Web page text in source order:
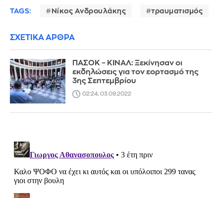
TAGS: Νίκος Ανδρουλάκης τραυματισμός
ΣΧΕΤΙΚΑ ΑΡΘΡΑ
ΠΑΣΟΚ – ΚΙΝΑΛ: Ξεκίνησαν οι
εκδηλώσεις για τον εορτασμό της
3ης Σεπτεμβρίου
02:24, 03.09.2022